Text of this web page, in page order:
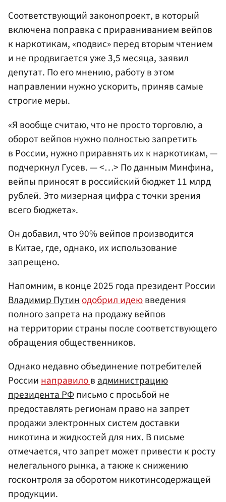
Соответствующий законопроект, в который
включена поправка с приравниванием вейпов
к наркотикам, «подвис» перед вторым чтением
и не продвигается уже 3,5 месяца, заявил
депутат. По его мнению, работу в этом
направлении нужно ускорить, приняв самые
строгие меры.
«Я вообще считаю, что не просто торговлю, а
оборот вейпов нужно полностью запретить
в России, нужно приравнять их к наркотикам, —
подчеркнул Гусев. — <…> По данным Минфина,
вейпы приносят в российский бюджет 11 млрд
рублей. Это мизерная цифра с точки зрения
всего бюджета».
Он добавил, что 90% вейпов производится
в Китае, где, однако, их использование
запрещено.
Напомним, в конце 2025 года президент России
Владимир Путинодобрил идеювведения
полного запрета на продажу вейпов
на территории страны после соответствующего
обращения общественников.
Однако недавно объединение потребителей
Россиинаправиловадминистрацию
президентаРФписьмо с просьбой не
предоставлять регионам право на запрет
продажи электронных систем доставки
никотина и жидкостей для них. В письме
отмечается, что запрет может привести к росту
нелегального рынка, а также к снижению
госконтроля за оборотом никотинсодержащей
продукции.